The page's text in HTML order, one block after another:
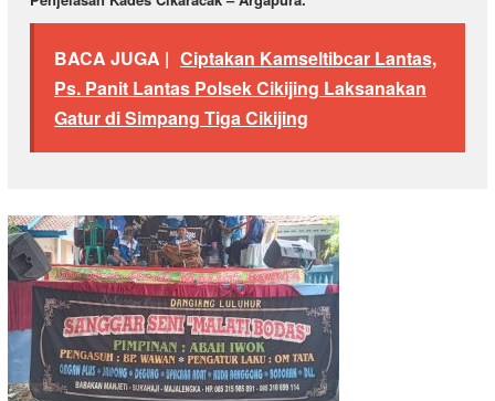
BACA JUGA | Ciptakan Kamseltibcar Lantas,
Ps. Panit Lantas Polsek Cikijing Laksanakan
Gatur di Simpang Tiga Cikijing